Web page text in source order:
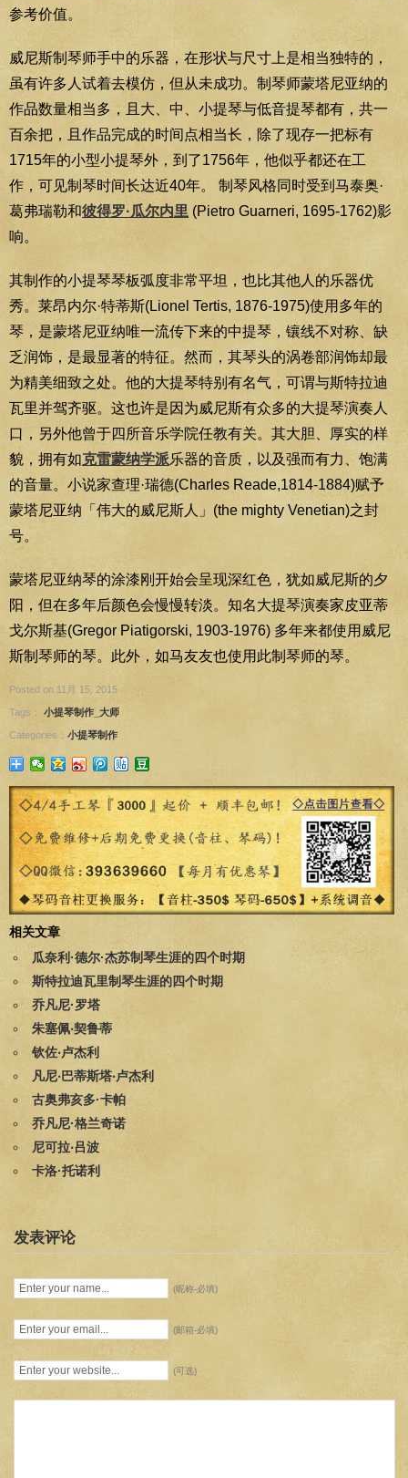
参考价值。
威尼斯制琴师手中的乐器，在形状与尺寸上是相当独特的，
虽有许多人试着去模仿，但从未成功。制琴师蒙塔尼亚纳的
作品数量相当多，且大、中、小提琴与低音提琴都有，共一
百余把，且作品完成的时间点相当长，除了现存一把标有
1715年的小型小提琴外，到了1756年，他似乎都还在工
作，可见制琴时间长达近40年。 制琴风格同时受到马泰奥·
葛弗瑞勒和彼得罗·瓜尔内里 (Pietro Guarneri, 1695-1762)影
响。
其制作的小提琴琴板弧度非常平坦，也比其他人的乐器优
秀。莱昂内尔·特蒂斯(Lionel Tertis, 1876-1975)使用多年的
琴，是蒙塔尼亚纳唯一流传下来的中提琴，镶线不对称、缺
乏润饰，是最显著的特征。然而，其琴头的涡卷部润饰却最
为精美细致之处。他的大提琴特别有名气，可谓与斯特拉迪
瓦里并驾齐驱。这也许是因为威尼斯有众多的大提琴演奏人
口，另外他曾于四所音乐学院任教有关。其大胆、厚实的样
貌，拥有如克雷蒙纳学派乐器的音质，以及强而有力、饱满
的音量。小说家查理·瑞德(Charles Reade,1814-1884)赋予
蒙塔尼亚纳「伟大的威尼斯人」(the mighty Venetian)之封
号。
蒙塔尼亚纳琴的涂漆刚开始会呈现深红色，犹如威尼斯的夕
阳，但在多年后颜色会慢慢转淡。知名大提琴演奏家皮亚蒂
戈尔斯基(Gregor Piatigorski, 1903-1976) 多年来都使用威尼
斯制琴师的琴。此外，如马友友也使用此制琴师的琴。
Posted on 11月 15, 2015
Tags： 小提琴制作_大师
Categories： 小提琴制作
相关文章
瓜奈利·德尔·杰苏制琴生涯的四个时期
斯特拉迪瓦里制琴生涯的四个时期
乔凡尼·罗塔
朱塞佩‧契鲁蒂
钦佐‧卢杰利
凡尼‧巴蒂斯塔‧卢杰利
古奥弗亥多·卡帕
乔凡尼·格兰奇诺
尼可拉‧吕波
卡洛·托诺利
发表评论
(昵称-必填)
(邮箱-必填)
(可选)